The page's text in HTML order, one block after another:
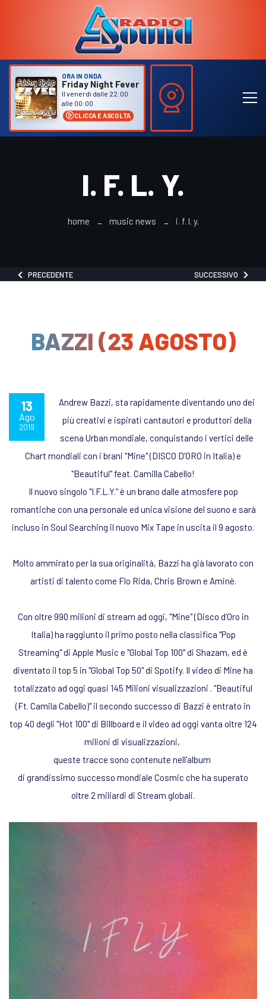
ORA IN ONDA
Friday Night Fever
Il venerdì dalle 22:00
alle 00:00
CLICCA E ASCOLTA
I. F. L. Y.
home music news i. f. l. y.
PRECEDENTE SUCCESSIVO
BAZZI (23 AGOSTO)
13
Ago
2019
Andrew Bazzi, sta rapidamente diventando uno dei
più creativi e ispirati cantautori e produttori della
scena Urban mondiale, conquistando i vertici delle
Chart mondiali con i brani "Mine" (DISCO D’ORO in Italia) e
"Beautiful" feat. Camilla Cabello!
Il nuovo singolo "I.F.L.Y.” è un brano dalle atmosfere pop
romantiche con una personale ed unica visione del suono e sarà
incluso in Soul Searching il nuovo Mix Tape in uscita il 9 agosto.
Molto ammirato per la sua originalità, Bazzi ha già lavorato con
artisti di talento come Flo Rida, Chris Brown e Aminè.
Con oltre 990 milioni di stream ad oggi, "Mine" (Disco d’Oro in
Italia) ha raggiunto il primo posto nella classifica "Pop
Streaming" di Apple Music e "Global Top 100" di Shazam, ed è
diventato il top 5 in "Global Top 50" di Spotify. Il video di Mine ha
totalizzato ad oggi quasi 145 Milioni visualizzazioni . "Beautiful
(Ft. Camila Cabello)" il secondo successo di Bazzi è entrato in
top 40 degli "Hot 100" di Billboard e il video ad oggi vanta oltre 124
milioni di visualizzazioni,
queste tracce sono contenute nell'album
di grandissimo successo mondiale Cosmic che ha superato
oltre 2 miliardi di Stream globali.